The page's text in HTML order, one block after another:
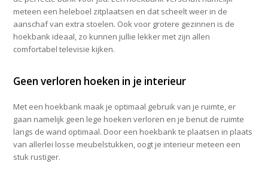
meteen een heleboel zitplaatsen en dat scheelt weer in de
aanschaf van extra stoelen. Ook voor grotere gezinnen is de
hoekbank ideaal, zo kunnen jullie lekker met zijn allen
comfortabel televisie kijken.
Geen verloren hoeken in je interieur
Met een hoekbank maak je optimaal gebruik van je ruimte, er
gaan namelijk geen lege hoeken verloren en je benut de ruimte
langs de wand optimaal. Door een hoekbank te plaatsen in plaats
van allerlei losse meubelstukken, oogt je interieur meteen een
stuk rustiger.